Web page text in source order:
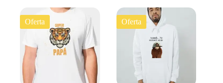
Oferta Oferta